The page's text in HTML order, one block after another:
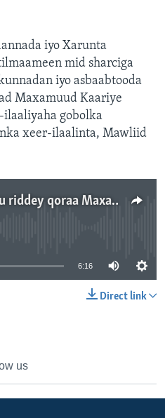
iyo Xarunta
mid sharciga
iyo asbaabtooda
Maxamuud Kaariye
ilaaliyaha gobolka
xeer-ilaalinta, Mawliid
Somaliland oo xukun ku riddey qoraa Maxamuud Keyse
6:16
Direct link
us